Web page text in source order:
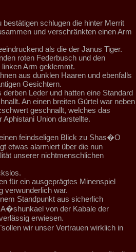
schlugen die hinter Merrit
und verschränkten einen Arm
als die der Janus Tiger.
roten Federbusch und den
Arm geklemmt.
aus dunklen Haaren und ebenfalls
Gesichtern.
Leder und hatten eine Standard
An einen breiten Gürtel war neben
geschnallt, welches das
Aphistani Union darstellte.
feindseligen Blick zu Shas�O
etwas alarmiert über die nun
unserer nichtmenschlichen
für ein ausgeprägtes Minenspiel
verwunderlich war.
Standpunkt aus sicherlich
von der Kabale der
erwiesen.
wir unser Vertrauen wirklich in